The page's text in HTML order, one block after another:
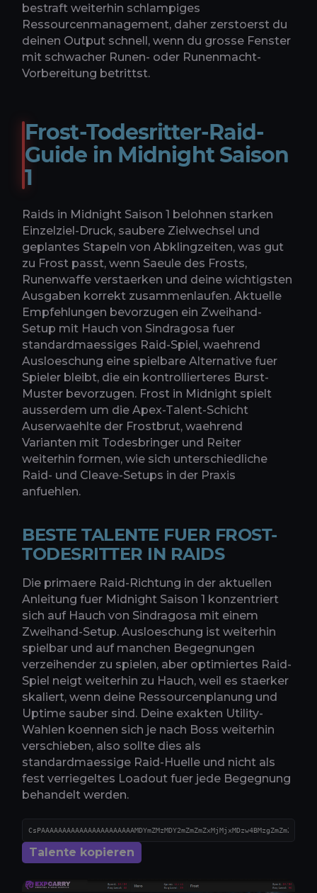
bestraft weiterhin schlampiges
Ressourcenmanagement, daher zerstoerst du
deinen Output schnell, wenn du grosse Fenster
mit schwacher Runen- oder Runenmacht-
Vorbereitung betrittst.
Frost-Todesritter-Raid-
Guide in Midnight Saison
1
Raids in Midnight Saison 1 belohnen starken
Einzelziel-Druck, saubere Zielwechsel und
geplantes Stapeln von Abklingzeiten, was gut
zu Frost passt, wenn Saeule des Frosts,
Runenwaffe verstaerken und deine wichtigsten
Ausgaben korrekt zusammenlaufen. Aktuelle
Empfehlungen bevorzugen ein Zweihand-
Setup mit Hauch von Sindragosa fuer
standardmaessiges Raid-Spiel, waehrend
Ausloeschung eine spielbare Alternative fuer
Spieler bleibt, die ein kontrollierteres Burst-
Muster bevorzugen. Frost in Midnight spielt
ausserdem um die Apex-Talent-Schicht
Auserwaehlte der Frostbrut, waehrend
Varianten mit Todesbringer und Reiter
weiterhin formen, wie sich unterschiedliche
Raid- und Cleave-Setups in der Praxis
anfuehlen.
BESTE TALENTE FUER FROST-
TODESRITTER IN RAIDS
Die primaere Raid-Richtung in der aktuellen
Anleitung fuer Midnight Saison 1 konzentriert
sich auf Hauch von Sindragosa mit einem
Zweihand-Setup. Ausloeschung ist weiterhin
spielbar und auf manchen Begegnungen
verzeihender zu spielen, aber optimiertes Raid-
Spiel neigt weiterhin zu Hauch, weil es staerker
skaliert, wenn deine Ressourcenplanung und
Uptime sauber sind. Deine exakten Utility-
Wahlen koennen sich je nach Boss weiterhin
verschieben, also sollte dies als
standardmaessige Raid-Huelle und nicht als
fest verriegeltes Loadout fuer jede Begegnung
behandelt werden.
Talente kopieren